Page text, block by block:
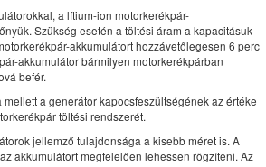
a lítium-ion motorkerékpár-
Szükség esetén a töltési áram a kapacitásuk
akkumulátort hozzávetőlegesen 6 perc
akkumulátor bármilyen motorkerékpárban
befér.
a generátor kapocsfeszültségének az értéke
töltési rendszerét.
jellemző tulajdonsága a kisebb méret is. A
akkumulátort megfelelően lehessen rögzíteni. Az